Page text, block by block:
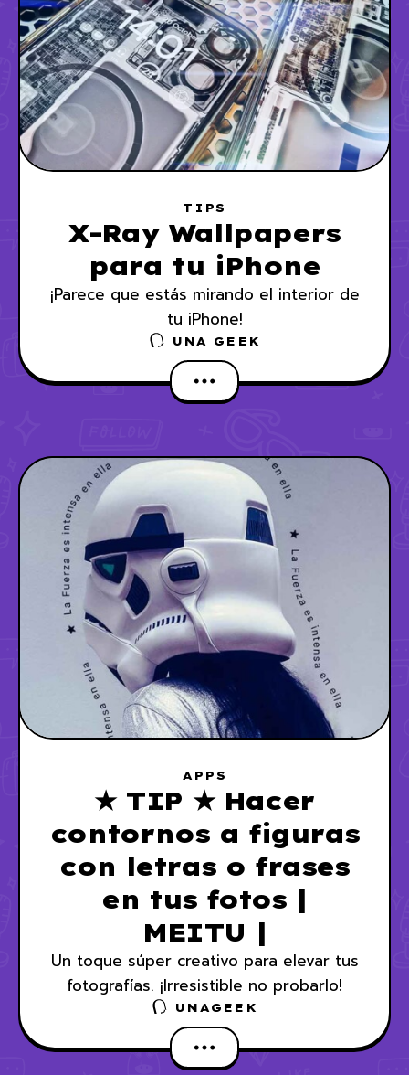
TIPS
X-Ray Wallpapers
para tu iPhone
¡Parece que estás mirando el interior de
tu iPhone!
UNA GEEK
APPS
★ TIP ★ Hacer
contornos a figuras
con letras o frases
en tus fotos |
MEITU |
Un toque súper creativo para elevar tus
fotografías. ¡Irresistible no probarlo!
UNAGEEK